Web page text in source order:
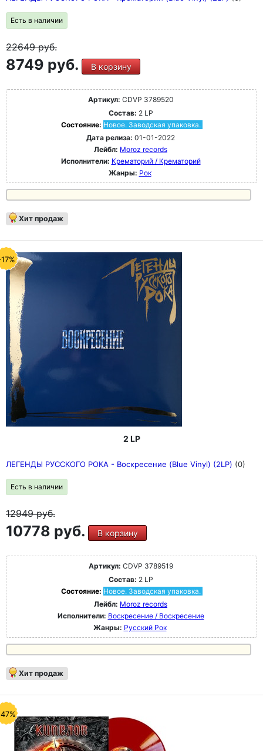
Есть в наличии
22649руб.
8749 руб. В корзину
Артикул: CDVP 3789520
Состав: 2 LP
Состояние: Новое. Заводская упаковка.
Дата релиза: 01-01-2022
Лейбл: Moroz records
Исполнители: Крематорий / Крематорий
Жанры: Рок
Хит продаж
2 LP
ЛЕГЕНДЫ РУССКОГО РОКА - Воскресение (Blue Vinyl) (2LP) (0)
Есть в наличии
12949руб.
10778 руб. В корзину
Артикул: CDVP 3789519
Состав: 2 LP
Состояние: Новое. Заводская упаковка.
Лейбл: Moroz records
Исполнители: Воскресение / Воскресение
Жанры: Русский Рок
Хит продаж